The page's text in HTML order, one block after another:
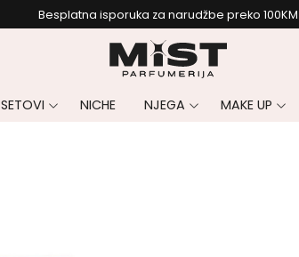
Besplatna isporuka za narudžbe preko 100KM
SETOVI NICHE NJEGA MAKE UP